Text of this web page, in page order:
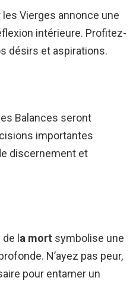
les Vierges annonce une
intérieure. Profitez-
désirs et aspirations.
Balances seront
importantes
discernement et
de la mort symbolise une
N’ayez pas peur,
pour entamer un